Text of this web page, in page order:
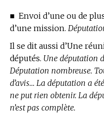
■ Envoi d’une ou de
d’une mission.
Il se dit aussi d’Une
députés. Une députation
Députation nombreuse.
d’avis… La députation a
ne put rien obtenir. La
n’est pas complète.